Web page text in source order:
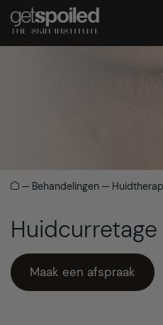
Behandelingen
Huidcurretage
Maak een afspraak